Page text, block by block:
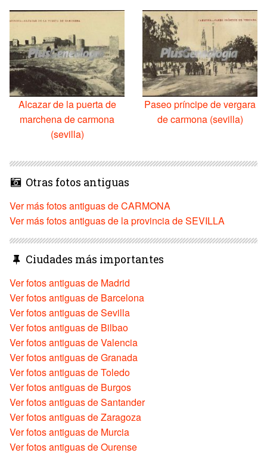
Alcazar de la puerta de
marchena de carmona
(sevilla)
Paseo príncipe de vergara
de carmona (sevilla)
Otras fotos antiguas
Ver más fotos antiguas de CARMONA
Ver más fotos antiguas de la provincia de SEVILLA
Ciudades más importantes
Ver fotos antiguas de Madrid
Ver fotos antiguas de Barcelona
Ver fotos antiguas de Sevilla
Ver fotos antiguas de Bilbao
Ver fotos antiguas de Valencia
Ver fotos antiguas de Granada
Ver fotos antiguas de Toledo
Ver fotos antiguas de Burgos
Ver fotos antiguas de Santander
Ver fotos antiguas de Zaragoza
Ver fotos antiguas de Murcia
Ver fotos antiguas de Ourense